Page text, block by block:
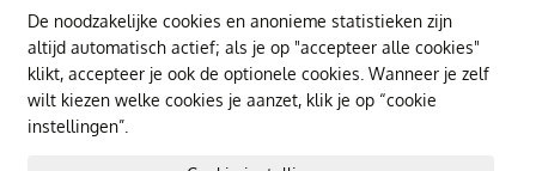
De noodzakelijke cookies en anonieme statistieken zijn
altijd automatisch actief; als je op "accepteer alle cookies"
klikt, accepteer je ook de optionele cookies. Wanneer je zelf
wilt kiezen welke cookies je aanzet, klik je op “cookie
instellingen”.